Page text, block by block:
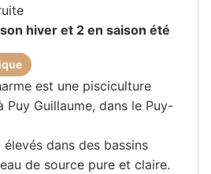
hiver et 2 en saison été
est une pisciculture
Puy Guillaume, dans le Puy-
dans des bassins
de source pure et claire.